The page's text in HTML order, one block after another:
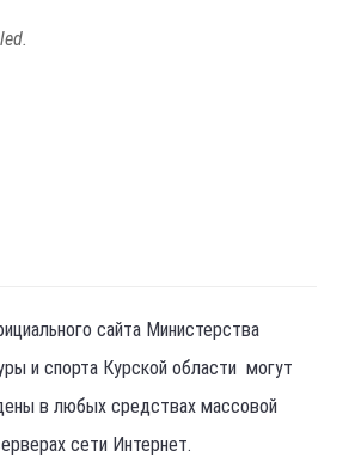
сайта Министерства
и спорта Курской области могут
в любых средствах массовой
сети Интернет.